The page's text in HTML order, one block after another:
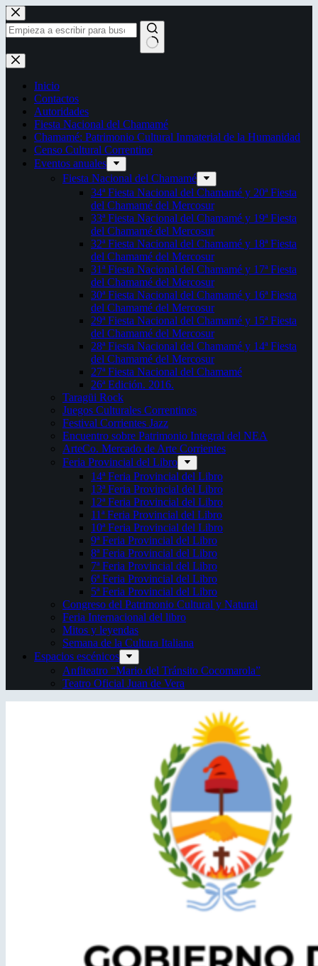
Saltar
al
contenido
Sin
resultados
Inicio
Contactos
Autoridades
Fiesta Nacional del Chamamé
Chamamé: Patrimonio Cultural Inmaterial de la Humanidad
Censo Cultural Correntino
Eventos anuales
Fiesta Nacional del Chamamé
34ª Fiesta Nacional del Chamamé y 20ª Fiesta
del Chamamé del Mercosur
33ª Fiesta Nacional del Chamamé y 19ª Fiesta
del Chamamé del Mercosur
32ª Fiesta Nacional del Chamamé y 18ª Fiesta
del Chamamé del Mercosur
31ª Fiesta Nacional del Chamamé y 17ª Fiesta
del Chamamé del Mercosur
30ª Fiesta Nacional del Chamamé y 16ª Fiesta
del Chamamé del Mercosur
29ª Fiesta Nacional del Chamamé y 15ª Fiesta
del Chamamé del Mercosur
28ª Fiesta Nacional del Chamamé y 14ª Fiesta
del Chamamé del Mercosur
27ª Fiesta Nacional del Chamamé
26ª Edición. 2016.
Taragüi Rock
Juegos Culturales Correntinos
Festival Corrientes Jazz
Encuentro sobre Patrimonio Integral del NEA
ArteCo. Mercado de Arte Corrientes
Feria Provincial del Libro
14ª Feria Provincial del Libro
13ª Feria Provincial del Libro
12ª Feria Provincial del Libro
11ª Feria Provincial del Libro
10ª Feria Provincial del Libro
9ª Feria Provincial del Libro
8ª Feria Provincial del Libro
7ª Feria Provincial del Libro
6ª Feria Provincial del Libro
5ª Feria Provincial del Libro
Congreso del Patrimonio Cultural y Natural
Feria Internacional del libro
Mitos y leyendas
Semana de la Cultura Italiana
Espacios escénicos
Anfiteatro “Mario del Tránsito Cocomarola”
Teatro Oficial Juan de Vera